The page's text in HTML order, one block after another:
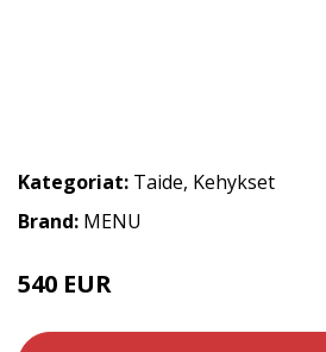
Kategoriat: Taide, Kehykset
Brand: MENU
540 EUR